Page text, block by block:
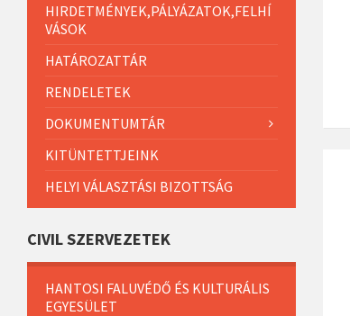
HIRDETMÉNYEK,PÁLYÁZATOK,FELHÍ
VÁSOK
HATÁROZATTÁR
RENDELETEK
DOKUMENTUMTÁR
KITÜNTETTJEINK
HELYI VÁLASZTÁSI BIZOTTSÁG
CIVIL SZERVEZETEK
HANTOSI FALUVÉDŐ ÉS KULTURÁLIS
EGYESÜLET